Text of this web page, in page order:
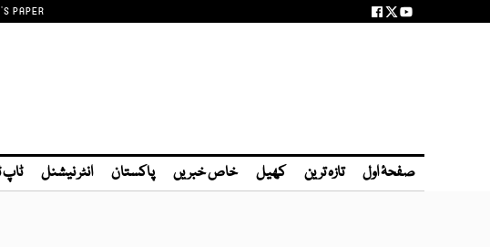
PAPER
صفحۂ اول تازہ ترین کھیل خاص خبریں پاکستان انٹر نیشنل ٹاپ